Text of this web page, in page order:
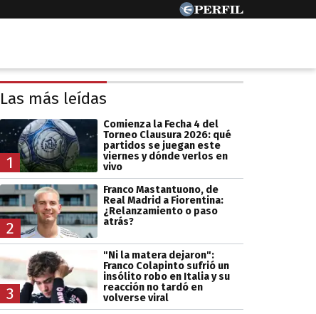
Las más leídas
1
Comienza la Fecha 4 del
Torneo Clausura 2026: qué
partidos se juegan este
viernes y dónde verlos en
vivo
2
Franco Mastantuono, de
Real Madrid a Fiorentina:
¿Relanzamiento o paso
atrás?
3
"Ni la matera dejaron":
Franco Colapinto sufrió un
insólito robo en Italia y su
reacción no tardó en
volverse viral